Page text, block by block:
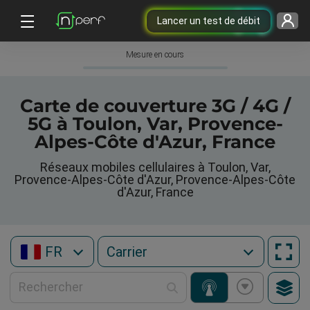
Lancer un test de débit
Mesure en cours
Carte de couverture 3G / 4G /
5G à Toulon, Var, Provence-
Alpes-Côte d'Azur, France
Réseaux mobiles cellulaires à Toulon, Var,
Provence-Alpes-Côte d'Azur, Provence-Alpes-Côte
d'Azur, France
FR